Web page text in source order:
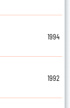
1994
1992